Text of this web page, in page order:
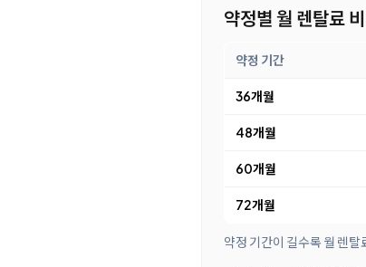
약정별 월 렌탈료
약정 기간
36개월
48개월
60개월
72개월
약정 기간이 길수록 월 렌